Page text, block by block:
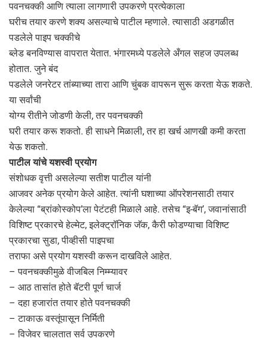
पवनचक्की आणि त्याला लागणारी उपकरणे प्रत्येकाला
घरीच तयार करणे शक्‍य असल्याचे पाटील म्हणाले. त्यासाठी अडगळीत
पडलेले पाइप चक्कीचे
ब्लेड बनविण्यास वापरात येतात. भंगारमध्ये पडलेले अँगल सहज उपलब्ध
होतात. जुने बंद
पडलेले जनरेटर तांब्याच्या तारा आणि चुंबक वापरून सुरू करता येऊ शकते.
या सर्वांची
योग्य रीतीने जोडणी केली, तर पवनचक्की
घरी तयार करू शकतो. ही साधने मिळाली, तर हा खर्च आणखी कमी करता
येऊ शकतो.
पाटील यांचे यशस्वी प्रयोग
संशोधक वृत्ती असलेल्या सतीश पाटील यांनी
आजवर अनेक प्रयोग केले आहेत. त्यांनी घशाच्या ऑपरेशनसाठी तयार
केलेल्या “ब्रांकोस्कोप’ला पेटंटही मिळाले आहे. तसेच “इ-बॅग’, जवानांसाठी
विशिष्ट प्रकारचे हेल्मेट, इलेक्‍ट्रॉनिक जॅक, कैरी फोडण्याचा विशिष्ट
प्रकारचा सुडा, पीव्हीसी पाइपचा
तराफा असे प्रयोग यशस्वी करून दाखविले आहेत.
– पवनचक्कीमुळे वीजबिल निम्म्यावर
– आठ तासांत होते बॅटरी पूर्ण चार्ज
– दहा हजारांत तयार होते पवनचक्की
– टाकाऊ वस्तूंपासून निर्मिती
– विजेवर चालतात सर्व उपकरणे